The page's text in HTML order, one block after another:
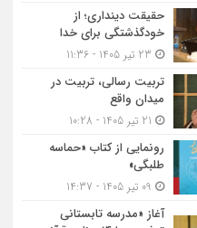
حقیقت دینداری؛ از
خودگذشتگی برای خدا
تربیت رسالی، تربیت در
میدان واقع
رونمایی از کتاب «حماسه
طلبگی»
آغاز «مدرسه تابستانی